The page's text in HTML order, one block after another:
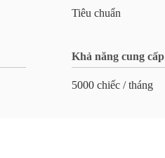
Tiêu chuẩn
Khả năng cung cấp
5000 chiếc / tháng